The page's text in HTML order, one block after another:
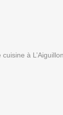
à